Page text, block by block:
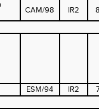
CAM/98 IR2
ESM/94 IR2